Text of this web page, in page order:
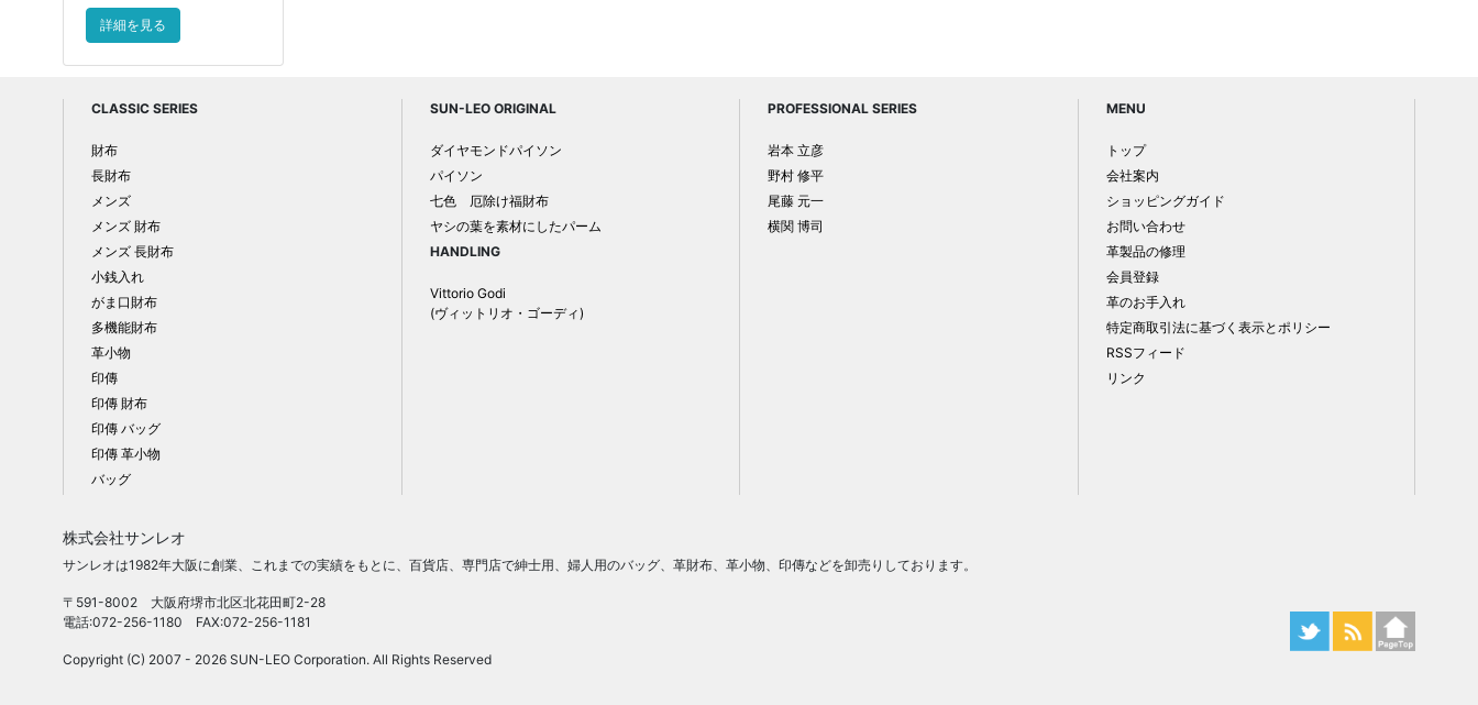
詳細を見る
CLASSIC SERIES
財布
長財布
メンズ
メンズ 財布
メンズ 長財布
小銭入れ
がま口財布
多機能財布
革小物
印傳
印傳 財布
印傳 バッグ
印傳 革小物
バッグ
SUN-LEO ORIGINAL
ダイヤモンドパイソン
パイソン
七色 厄除け福財布
ヤシの葉を素材にしたパーム
HANDLING
Vittorio Godi
(ヴィットリオ・ゴーディ)
PROFESSIONAL SERIES
岩本 立彦
野村 修平
尾藤 元一
横関 博司
MENU
トップ
会社案内
ショッピングガイド
お問い合わせ
革製品の修理
会員登録
革のお手入れ
特定商取引法に基づく表示とポリシー
RSSフィード
リンク
株式会社サンレオ
サンレオは1982年大阪に創業、これまでの実績をもとに、百貨店、専門店で紳士用、婦人用のバッグ、革財布、革小物、印傳などを卸売りしております。
〒591-8002 大阪府堺市北区北花田町2-28
電話:072-256-1180 FAX:072-256-1181
Copyright (C) 2007 - 2026 SUN-LEO Corporation. All Rights Reserved